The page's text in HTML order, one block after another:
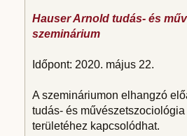
Hauser Arnold tudás- és
szeminárium
Időpont: 2020. május 22.
A szemináriumon elhangzó
tudás- és
területéhez kapcsolódhat.